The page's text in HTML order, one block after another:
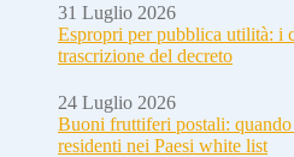
31 Luglio 2026
Espropri per pubblica utilità: i
trascrizione del decreto
24 Luglio 2026
Buoni fruttiferi postali:
residenti nei Paesi white list